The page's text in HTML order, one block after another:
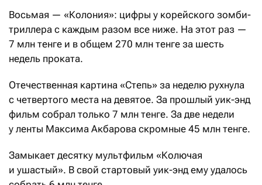
Восьмая — «Колония»: цифры у корейского зомби-
триллера с каждым разом все ниже. На этот раз —
7 млн тенге и в общем 270 млн тенге за шесть
недель проката.
Отечественная картина «Степь» за неделю рухнула
с четвертого места на девятое. За прошлый уик-энд
фильм собрал только 7 млн тенге. За две недели
у ленты Максима Акбарова скромные 45 млн тенге.
Замыкает десятку мультфильм «Колючая
и ушастый». В свой стартовый уик-энд ему удалось